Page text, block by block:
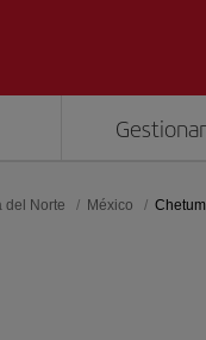
del Norte México